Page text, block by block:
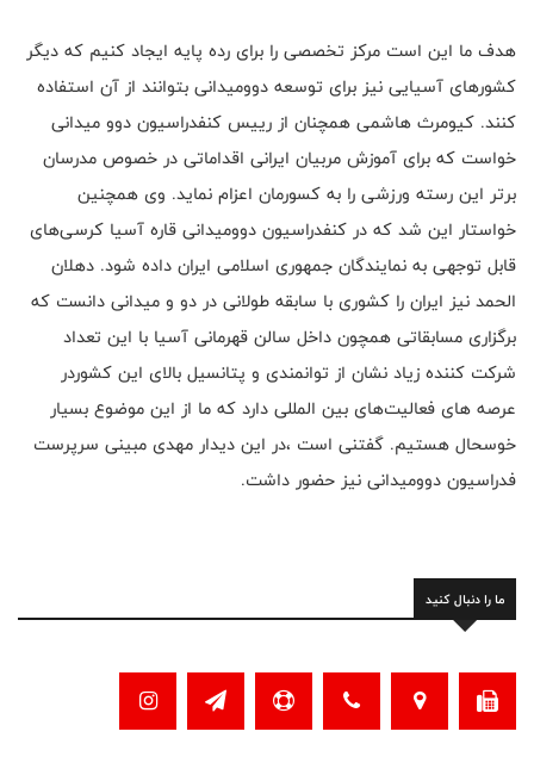
هدف ما این است مرکز تخصصی را برای رده پایه ایجاد کنیم که دیگر
کشورهای آسیایی نیز برای توسعه دوومیدانی بتوانند از آن استفاده
کنند. کیومرث هاشمی همچنان از رییس کنفدراسیون دو‌و میدانی
خواست که برای آموزش مربیان ایرانی اقداماتی در خصوص مدرسان
برتر این رسته ورزشی را به کسورمان اعزام نماید. وی همچنین
خواستار این شد که در کنفدراسیون دو‌و‌میدانی قاره آسیا کرسی‌های
قابل توجهی به نمایندگان جمهوری اسلامی ایران داده شود. دهلان
الحمد نیز ایران را کشوری با سابقه طولانی در دو و میدانی دانست که
برگزاری مسابقاتی همچون داخل سالن قهرمانی آسیا با این تعداد
شرکت کننده زیاد نشان از توانمندی و پتانسیل بالای این کشوردر
عرصه ‌های فعالیت‌های بین المللی دارد که ما از این موضوع بسیار
خوسحال هستیم. گفتنی است ،در این دیدار مهدی مبینی سرپرست
فدراسیون دو‌و‌میدانی نیز حضور داشت.
ما را دنبال کنید